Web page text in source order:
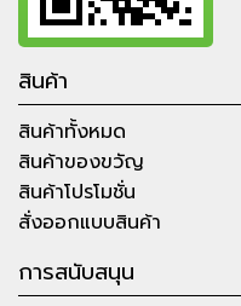
สินค้า
สินค้าทั้งหมด
สินค้าของขวัญ
สินค้าโปรโมชั่น
สั่งออกแบบสินค้า
การสนับสนุน